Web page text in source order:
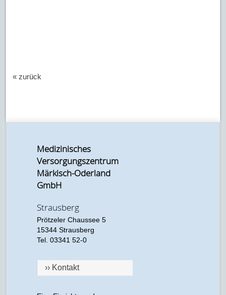
« zurück
Medizinisches
Versorgungszentrum
Märkisch-Oderland
GmbH
Strausberg
Prötzeler Chaussee 5
15344 Strausberg
Tel. 03341 52-0
›› Kontakt